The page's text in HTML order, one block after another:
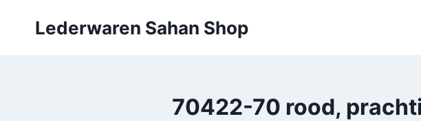
Lederwaren Sahan Shop
70422-70 rood,